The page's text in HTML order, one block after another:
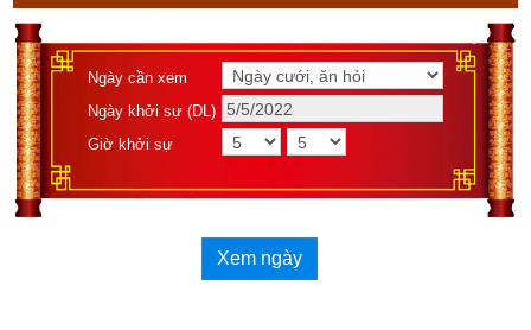
Ngày cần xem
Ngày khởi sự (DL)
Giờ khởi sự
Xem ngày